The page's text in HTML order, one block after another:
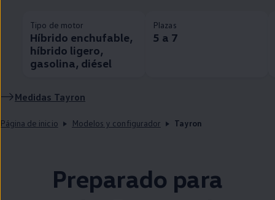
Tipo de motor
Híbrido enchufable,
híbrido ligero,
gasolina, diésel
Plazas
5 a 7
Medidas Tayron
Página de inicio Modelos y configurador Tayron
Preparado para